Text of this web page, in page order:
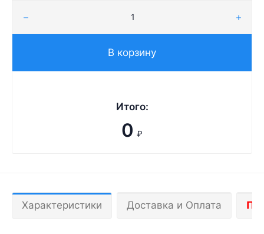
В корзину
Итого:
0 ₽
Характеристики Доставка и Оплата